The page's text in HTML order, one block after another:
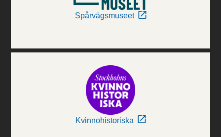
Spårvägsmuseet
Kvinnohistoriska